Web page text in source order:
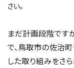
さい。
まだ計画段階です
で、鳥取市の佐治
した取り組みをさ